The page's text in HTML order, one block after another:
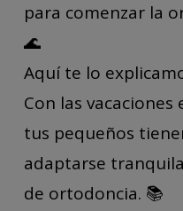
para comenzar la
🌊
Aquí te lo
Con las vacaciones
tus pequeños
adaptarse
de ortodoncia. 📚